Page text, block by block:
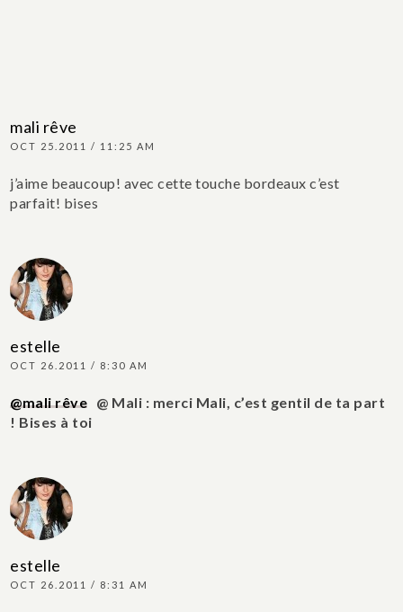
mali rêve
OCT 25.2011 / 11:25 AM
j’aime beaucoup! avec cette touche bordeaux c’est
parfait! bises
estelle
OCT 26.2011 / 8:30 AM
@mali rêve @ Mali : merci Mali, c’est gentil de ta part
! Bises à toi
estelle
OCT 26.2011 / 8:31 AM